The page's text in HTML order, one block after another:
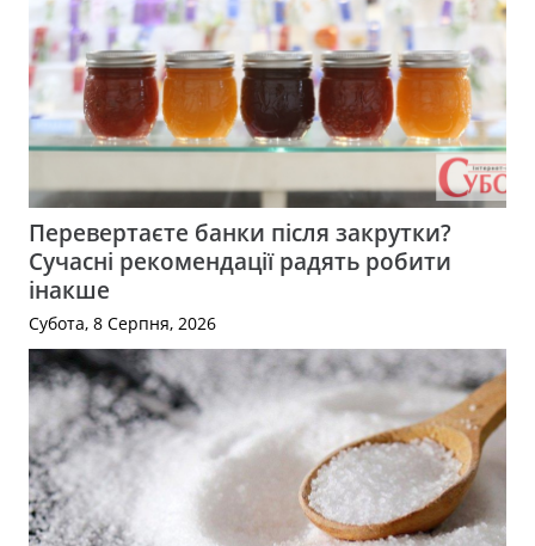
Перевертаєте банки після закрутки?
Сучасні рекомендації радять робити
інакше
Субота, 8 Серпня, 2026